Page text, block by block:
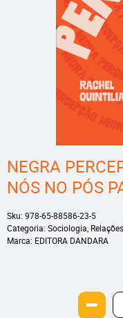
NEGRA
NÓS NO PÓS
Sku: 978-65-88586-23-5
Categoria: Sociologia
Marca: EDITORA DANDARA